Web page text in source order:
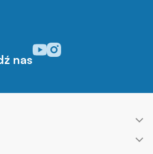
nas
Odwiedź nasz profil w
Odwiedź nasz profil w